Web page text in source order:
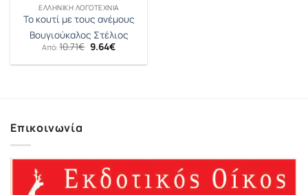
ΕΛΛΗΝΙΚΉ ΛΟΓΟΤΕΧΝΊΑ
Το κουτί με τους ανέμους
Βουγιούκαλος Στέλιος
Από:10.71€ Original
price
was:
9.64€Η
τιμή
Επικοινωνία